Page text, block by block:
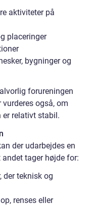
aktiviteter på
placeringer
bygninger og
forureningen
vurderes også, om
er relativt stabil.
der udarbejdes en
tager højde for:
teknisk og
renses eller